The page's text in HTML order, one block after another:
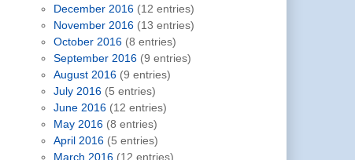
December 2016 (12 entries)
November 2016 (13 entries)
October 2016 (8 entries)
September 2016 (9 entries)
August 2016 (9 entries)
July 2016 (5 entries)
June 2016 (12 entries)
May 2016 (8 entries)
April 2016 (5 entries)
March 2016 (12 entries)